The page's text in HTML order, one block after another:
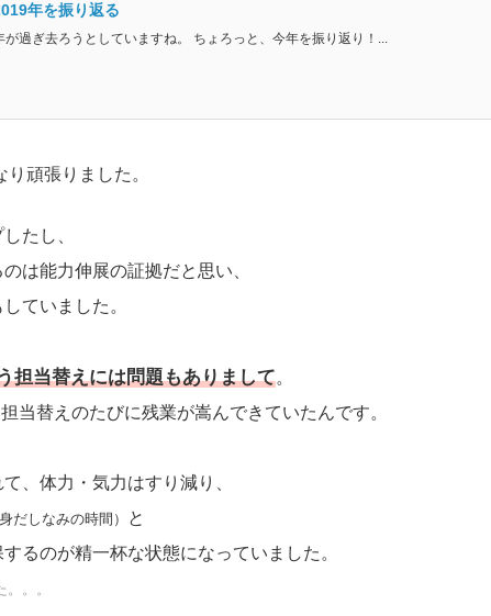
年を振り返る
が過ぎ去ろうとしていますね。 ちょろっと、今年を振り返り！...
頑張りました。
たし、
は能力伸展の証拠だと思い、
ていました。
担当替えには問題もありまして。
当替えのたびに残業が嵩んできていたんです。
、体力・気力はすり減り、
だしなみの時間）
と
るのが精一杯な状態になっていました。
。。